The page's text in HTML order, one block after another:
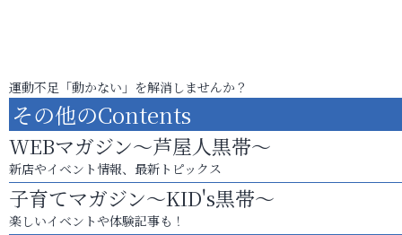
運動不足「動かない」を解消しませんか？
その他のContents
WEBマガジン～芦屋人黒帯～
新店やイベント情報、最新トピックス
子育てマガジン～KID's黒帯～
楽しいイベントや体験記事も！